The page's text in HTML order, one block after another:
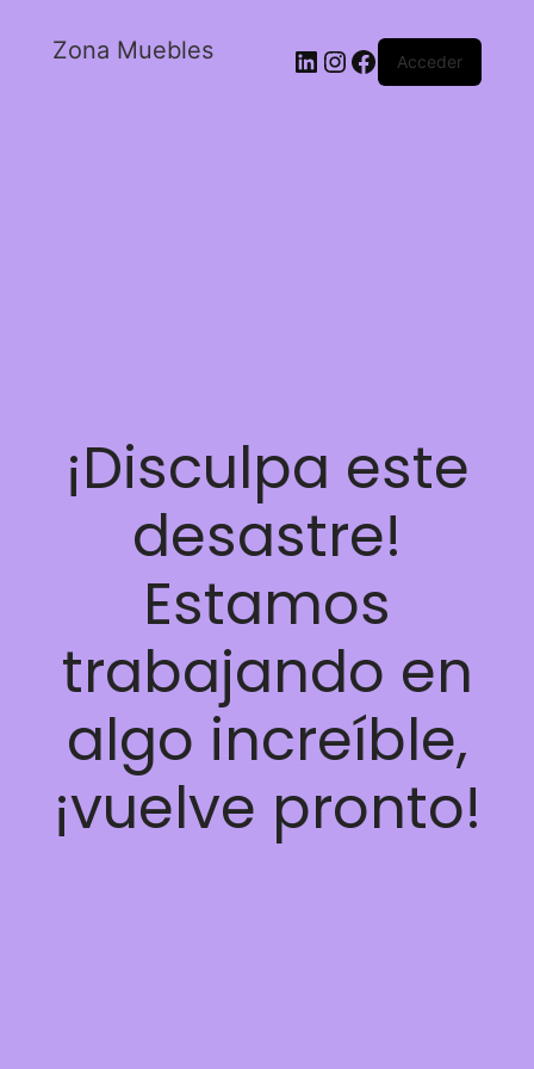
Zona Muebles Acceder
¡Disculpa este
desastre!
Estamos
trabajando en
algo increíble,
¡vuelve pronto!